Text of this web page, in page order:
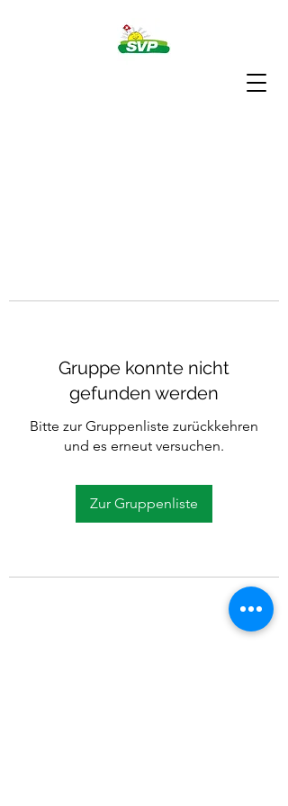
Gruppe konnte nicht
gefunden werden
Bitte zur Gruppenliste zurückkehren
und es erneut versuchen.
Zur Gruppenliste